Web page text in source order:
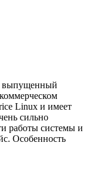
выпущенный
Linux и имеет
сильно
работы системы и
Особенность